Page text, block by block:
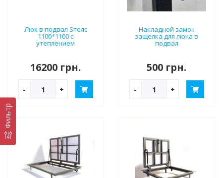
Фильтр
Люк в подвал Ѕтелс
1100*1100 с
утеплением
16200 грн.
- +
Накладной замок
защелка для люка в
подвал
500 грн.
- +